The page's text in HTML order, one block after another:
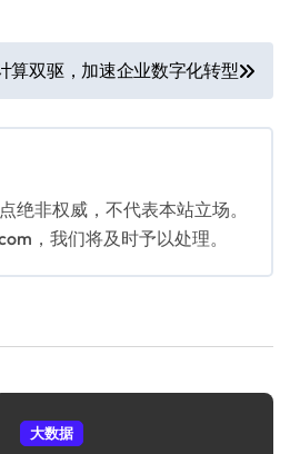
算双驱，加速企业数字化转型
绝非权威，不代表本站立场。
，我们将及时予以处理。
大数据